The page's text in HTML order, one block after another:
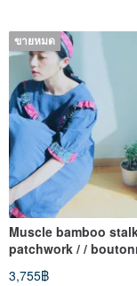
ขายหมด
Muscle bamboo
patchwork / /
3,755฿